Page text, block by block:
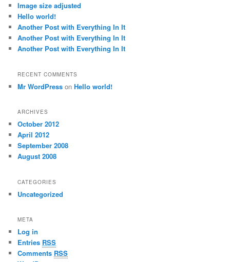
h
Image size adjusted
Hello world!
Another Post with Everything In It
Another Post with Everything In It
Another Post with Everything In It
RECENT COMMENTS
Mr WordPress onHello world!
ARCHIVES
October 2012
April 2012
September 2008
August 2008
CATEGORIES
Uncategorized
META
Log in
Entries RSS
Comments RSS